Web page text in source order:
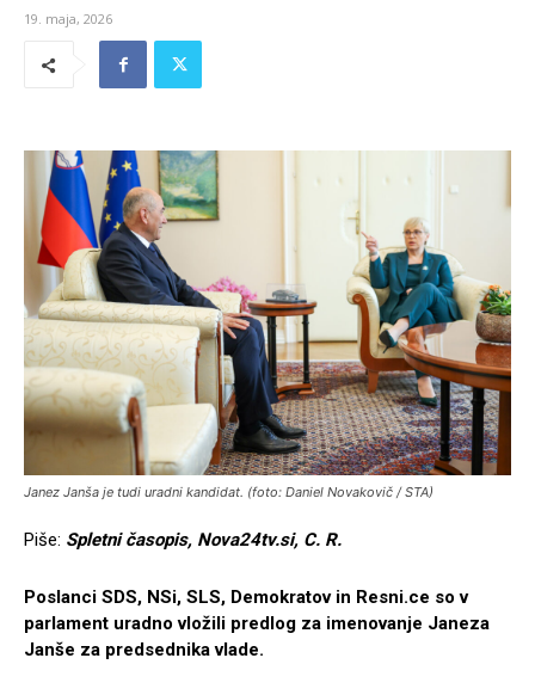
19. maja, 2026
Janez Janša je tudi uradni kandidat. (foto: Daniel Novakovič / STA)
Piše: Spletni časopis, Nova24tv.si, C. R.
Poslanci SDS, NSi, SLS, Demokratov in Resni.ce so v
parlament uradno vložili predlog za imenovanje Janeza
Janše za predsednika vlade.